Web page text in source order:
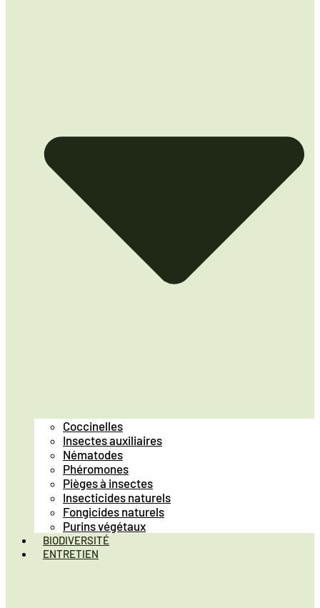
Coccinelles
Insectes auxiliaires
Nématodes
Phéromones
Pièges à insectes
Insecticides naturels
Fongicides naturels
Purins végétaux
BIODIVERSITÉ
ENTRETIEN